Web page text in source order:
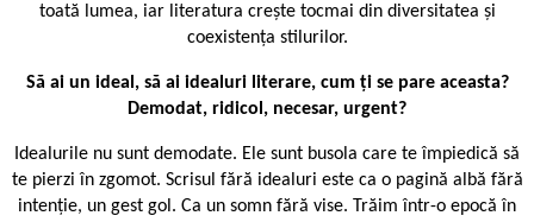
toată lumea, iar literatura crește tocmai din diversitatea și
coexistența stilurilor.
Să ai un ideal, să ai idealuri literare, cum ți se pare aceasta?
Demodat, ridicol, necesar, urgent?
Idealurile nu sunt demodate. Ele sunt busola care te împiedică să
te pierzi în zgomot. Scrisul fără idealuri este ca o pagină albă fără
intenție, un gest gol. Ca un somn fără vise. Trăim într-o epocă în